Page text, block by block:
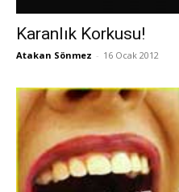
Karanlık Korkusu!
Atakan Sönmez - 16 Ocak 2012